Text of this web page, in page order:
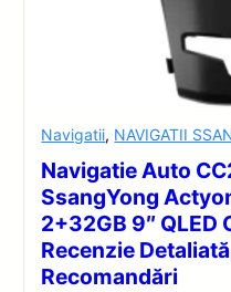
Navigatii, NAVIGATII
Navigatie Auto
SsangYong
2+32GB 9″
Recenzie
Recomandări